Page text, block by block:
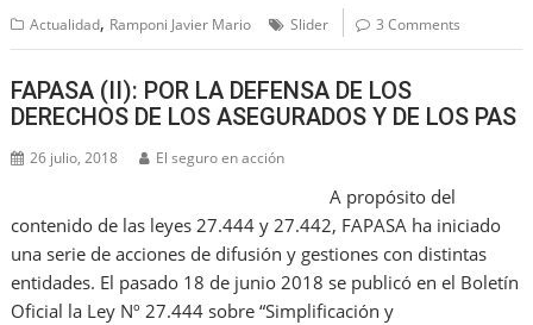
Actualidad, Ramponi Javier Mario Slider 3 Comments
FAPASA (II): POR LA DEFENSA DE LOS
DERECHOS DE LOS ASEGURADOS Y DE LOS PAS
26 julio, 2018 El seguro en acción
A propósito del
contenido de las leyes 27.444 y 27.442, FAPASA ha iniciado
una serie de acciones de difusión y gestiones con distintas
entidades. El pasado 18 de junio 2018 se publicó en el Boletín
Oficial la Ley Nº 27.444 sobre “Simplificación y